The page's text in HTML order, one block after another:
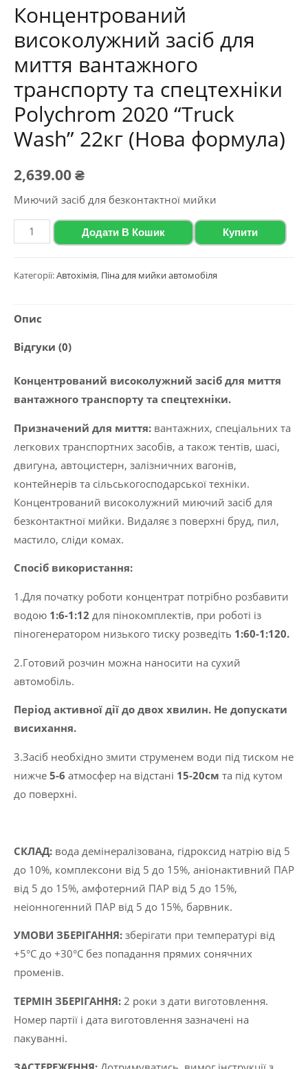
Концентрований
високолужний засіб для
миття вантажного
транспорту та спецтехніки
Polychrom 2020 “Truck
Wash” 22кг (Нова формула)
2,639.00₴
Миючий засіб для безконтактної мийки
Концентрований
високолужний
для
вантажного
спецтехніки
Polychrom
"Truck
Wash"
22кг
(Нова
формула)
кількість
Додати В Кошик Купити
Категорії:Автохімія, Піна для мийки автомобіля
Опис
Відгуки (0)
Концентрований високолужний засіб для миття
вантажного транспорту та спецтехніки.
Призначений для миття: вантажних, спеціальних та
легкових транспортних засобів, а також тентів, шасі,
двигуна, автоцистерн, залізничних вагонів,
контейнерів та сільськогосподарської техніки.
Концентрований високолужний миючий засіб для
безконтактної мийки. Видаляє з поверхні бруд, пил,
мастило, сліди комах.
Спосіб використання:
1.Для початку роботи концентрат потрібно розбавити
водою 1:6-1:12 для пінокомплектів, при роботі із
піногенератором низького тиску розведіть 1:60-1:120.
2.Готовий розчин можна наносити на сухий
автомобіль.
Період активної дії до двох хвилин. Не допускати
висихання.
3.Засіб необхідно змити струменем води під тиском не
нижче 5-6 атмосфер на відстані 15-20см та під кутом
до поверхні.
CКЛАД: вода демінералізована, гідроксид натрію від 5
до 10%, комплексони від 5 до 15%, аніонактивний ПАР
від 5 до 15%, амфотерний ПАР від 5 до 15%,
неіонногенний ПАР від 5 до 15%, барвник.
УМОВИ ЗБЕРІГАННЯ: зберігати при температурі від
+5°C до +30°C без попадання прямих сонячних
променів.
ТЕРМІН ЗБЕРІГАННЯ: 2 роки з дати виготовлення.
Номер партії і дата виготовлення зазначені на
пакуванні.